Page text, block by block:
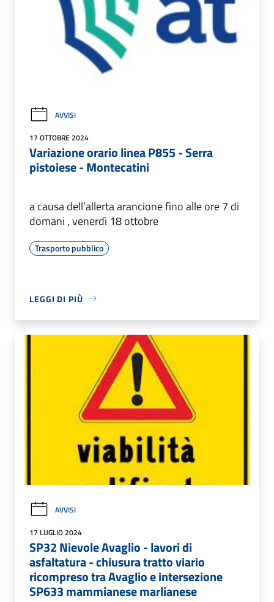
AVVISI
17 OTTOBRE 2024
Variazione orario linea P855 - Serra
pistoiese - Montecatini
a causa dell’allerta arancione fino alle ore 7 di
domani , venerdì 18 ottobre
Trasporto pubblico
LEGGI DI PIÙ
AVVISI
17 LUGLIO 2024
SP32 Nievole Avaglio - lavori di
asfaltatura - chiusura tratto viario
ricompreso tra Avaglio e intersezione
SP633 mammianese marlianese